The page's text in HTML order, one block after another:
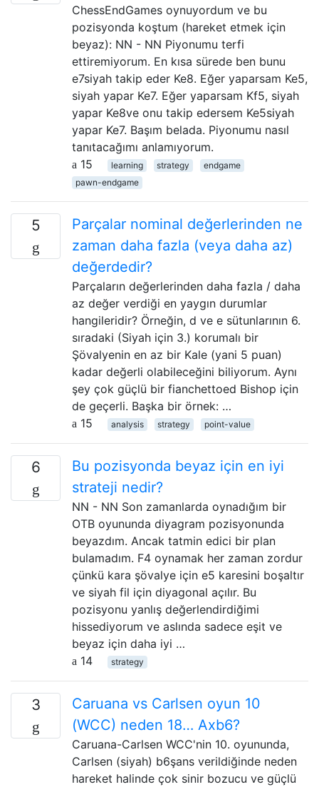
ChessEndGames oynuyordum ve bu
pozisyonda koştum (hareket etmek için
beyaz): NN - NN Piyonumu terfi
ettiremiyorum. En kısa sürede ben bunu
e7siyah takip eder Ke8. Eğer yaparsam Ke5,
siyah yapar Ke7. Eğer yaparsam Kf5, siyah
yapar Ke8ve onu takip edersem Ke5siyah
yapar Ke7. Başım belada. Piyonumu nasıl
tanıtacağımı anlamıyorum.
15
learning strategy
endgame
pawn-endgame
5
Parçalar nominal değerlerinden ne
zaman daha fazla (veya daha az)
değerdedir?
Parçaların değerlerinden daha fazla / daha
az değer verdiği en yaygın durumlar
hangileridir? Örneğin, d ve e sütunlarının 6.
sıradaki (Siyah için 3.) korumalı bir
Şövalyenin en az bir Kale (yani 5 puan)
kadar değerli olabileceğini biliyorum. Aynı
şey çok güçlü bir fianchettoed Bishop için
de geçerli. Başka bir örnek: …
15
analysis strategy point-value
6
Bu pozisyonda beyaz için en iyi
strateji nedir?
NN - NN Son zamanlarda oynadığım bir
OTB oyununda diyagram pozisyonunda
beyazdım. Ancak tatmin edici bir plan
bulamadım. F4 oynamak her zaman zordur
çünkü kara şövalye için e5 karesini boşaltır
ve siyah fil için diyagonal açılır. Bu
pozisyonu yanlış değerlendirdiğimi
hissediyorum ve aslında sadece eşit ve
beyaz için daha iyi …
14
strategy
3
Caruana vs Carlsen oyun 10
(WCC) neden 18… Axb6?
Caruana-Carlsen WCC'nin 10. oyununda,
Carlsen (siyah) b6şans verildiğinde neden
hareket halinde çok sinir bozucu ve güçlü